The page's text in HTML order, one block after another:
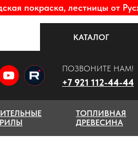
покраска, лестницы от
ПОЗВОНИТЕ НАМ!
+7 921 112-44-44
КАТАЛОГ
ТОПЛИВНАЯ
ДРЕВЕСИНА